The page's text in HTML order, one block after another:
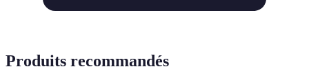
Produits recommandés